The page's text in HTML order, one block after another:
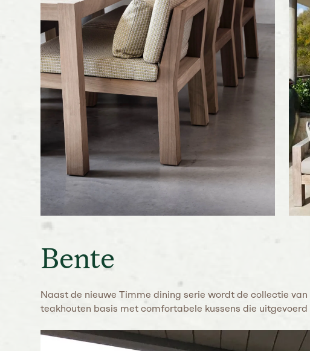
Bente
Naast de nieuwe Timme dining serie wordt de collectie
teakhouten basis met comfortabele kussens die